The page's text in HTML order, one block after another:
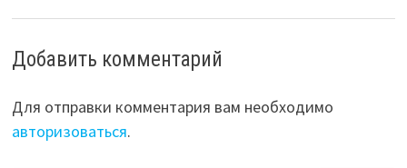
Добавить комментарий
Для отправки комментария вам необходимо
авторизоваться.